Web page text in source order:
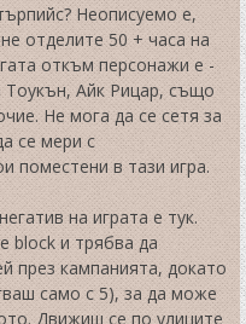
Неописуемо е,
отделите 50 + часа на
откъм персонажи е -
Айк Рицар, също
Не мога да се сетя за
се мери с
поместени в тази игра.
на играта е тук.
block и трябва да
през кампанията, докато
само с 5), за да може
Движиш се по улиците